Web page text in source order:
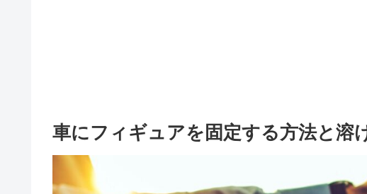
車にフィギュアを固定する方法と溶